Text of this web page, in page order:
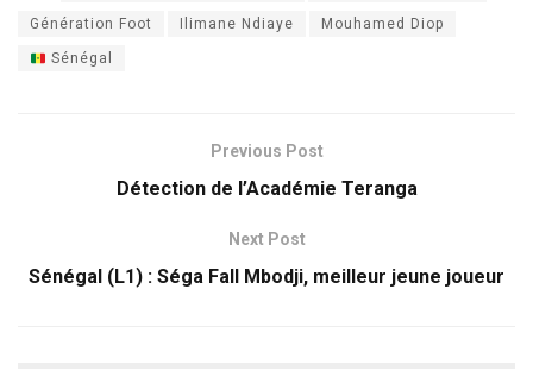
Génération Foot Ilimane Ndiaye Mouhamed Diop
Sénégal
Previous Post
Détection de l’Académie Teranga
Next Post
Sénégal (L1) : Séga Fall Mbodji, meilleur jeune joueur